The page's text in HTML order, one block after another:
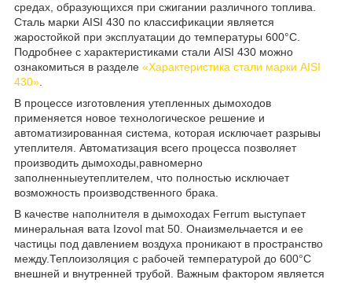
средах, образующихся при сжигании различного топлива.
Сталь марки AISI 430 по классификации является
жаростойкой при эксплуатации до температуры 600°C.
Подробнее с характеристиками стали AISI 430 можно
ознакомиться в разделе «Характеристика стали марки AISI
430».
В процессе изготовления утепленных дымоходов
применяется новое технологическое решение и
автоматизированная система, которая исключает разрывы
утеплителя. Автоматизация всего процесса позволяет
производить дымоходы,равномерно
заполненныеутеплителем, что полностью исключает
возможность производственного брака.
В качестве наполнителя в дымоходах Ferrum выступает
минеральная вата Іzovol mat 50. Онаизмельчается и ее
частицы под давлением воздуха проникают в пространство
между.Теплоизоляция с рабочей температурой до 600°С
внешней и внутренней трубой. Важным фактором является